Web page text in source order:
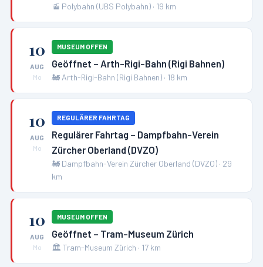
🚡 Polybahn (UBS Polybahn) · 19 km
10
AUG
Mo
MUSEUM OFFEN
Geöffnet – Arth-Rigi-Bahn (Rigi Bahnen)
🚂 Arth-Rigi-Bahn (Rigi Bahnen) · 18 km
10
AUG
Mo
REGULÄRER FAHRTAG
Regulärer Fahrtag – Dampfbahn-Verein
Zürcher Oberland (DVZO)
🚂 Dampfbahn-Verein Zürcher Oberland (DVZO) · 29
km
10
AUG
Mo
MUSEUM OFFEN
Geöffnet – Tram-Museum Zürich
🏛️ Tram-Museum Zürich · 17 km